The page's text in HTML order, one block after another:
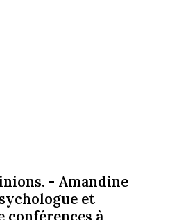
- Amandine
et
conférences à